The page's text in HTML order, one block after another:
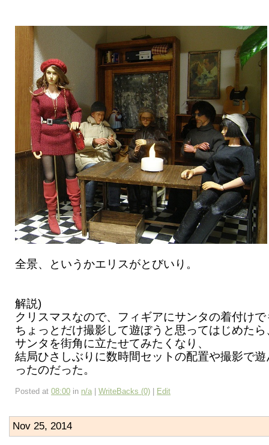
全景、というかエリスがとびいり。
解説)
クリスマスなので、フィギアにサンタの着付け
ちょっとだけ撮影して遊ぼうと思ってはじめたら
サンタを街角に立たせてみたくなり、
結局ひさしぶりに数時間セットの配置や撮影で
ったのだった。
Posted at 08:00 in n/a WriteBacks (0) Edit
Nov 25, 2014